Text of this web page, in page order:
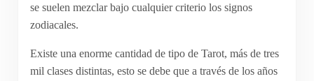
se suelen mezclar bajo cualquier criterio los signos
zodiacales.
Existe una enorme cantidad de tipo de Tarot, más de tres
mil clases distintas, esto se debe que a través de los años